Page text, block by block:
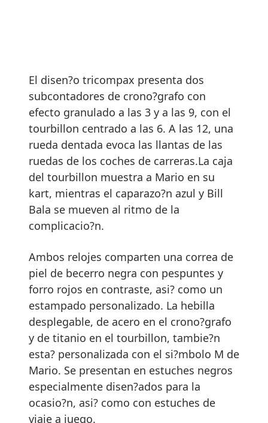
El disen?o tricompax presenta dos
subcontadores de crono?grafo con
efecto granulado a las 3 y a las 9, con el
tourbillon centrado a las 6. A las 12, una
rueda dentada evoca las llantas de las
ruedas de los coches de carreras.La caja
del tourbillon muestra a Mario en su
kart, mientras el caparazo?n azul y Bill
Bala se mueven al ritmo de la
complicacio?n.
Ambos relojes comparten una correa de
piel de becerro negra con pespuntes y
forro rojos en contraste, asi? como un
estampado personalizado. La hebilla
desplegable, de acero en el crono?grafo
y de titanio en el tourbillon, tambie?n
esta? personalizada con el si?mbolo M de
Mario. Se presentan en estuches negros
especialmente disen?ados para la
ocasio?n, asi? como con estuches de
viaje a juego.